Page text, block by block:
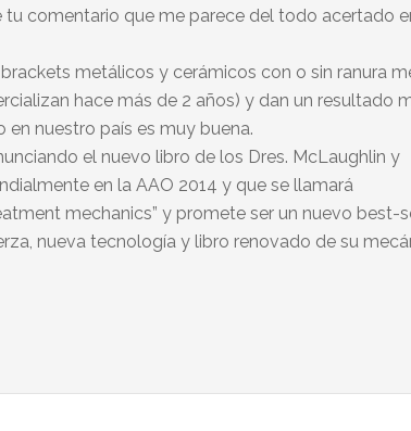
comentario que me parece del todo acertado
metálicos y cerámicos con o sin ranura
hace más de 2 años) y dan un resultado
nuestro país es muy buena.
el nuevo libro de los Dres. McLaughlin y
en la AAO 2014 y que se llamará
mechanics” y promete ser un nuevo best-
nueva tecnología y libro renovado de su